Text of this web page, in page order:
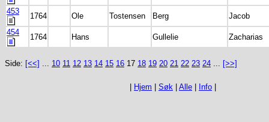
453
1764 Ole Tostensen Berg
Jacob
454
1764 Hans Gullelie Zacharias
Side: [<<] ... 10 11 12 13 14 15 16 17 18 19 20 21 22 23 24 ... [>>]
Hjem Søk Alle Info